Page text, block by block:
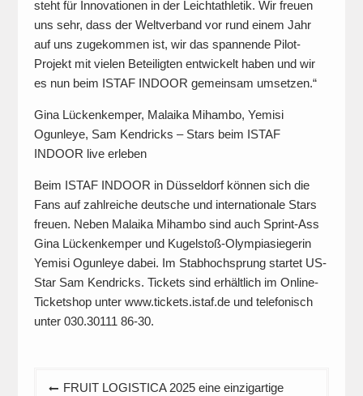
steht für Innovationen in der Leichtathletik. Wir freuen
uns sehr, dass der Weltverband vor rund einem Jahr
auf uns zugekommen ist, wir das spannende Pilot-
Projekt mit vielen Beteiligten entwickelt haben und wir
es nun beim ISTAF INDOOR gemeinsam umsetzen.“
Gina Lückenkemper, Malaika Mihambo, Yemisi
Ogunleye, Sam Kendricks – Stars beim ISTAF
INDOOR live erleben
Beim ISTAF INDOOR in Düsseldorf können sich die
Fans auf zahlreiche deutsche und internationale Stars
freuen. Neben Malaika Mihambo sind auch Sprint-Ass
Gina Lückenkemper und Kugelstoß-Olympiasiegerin
Yemisi Ogunleye dabei. Im Stabhochsprung startet US-
Star Sam Kendricks. Tickets sind erhältlich im Online-
Ticketshop unter www.tickets.istaf.de und telefonisch
unter 030.30111 86-30.
Beitragsnavigation
FRUIT LOGISTICA 2025 eine einzigartige